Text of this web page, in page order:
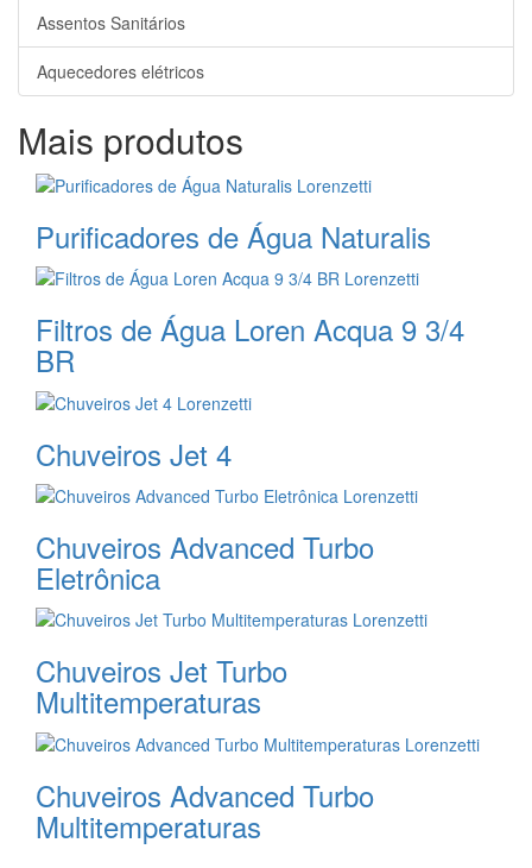
Assentos Sanitários
Aquecedores elétricos
Mais produtos
Purificadores de Água Naturalis
Filtros de Água Loren Acqua 9 3/4
BR
Chuveiros Jet 4
Chuveiros Advanced Turbo
Eletrônica
Chuveiros Jet Turbo
Multitemperaturas
Chuveiros Advanced Turbo
Multitemperaturas